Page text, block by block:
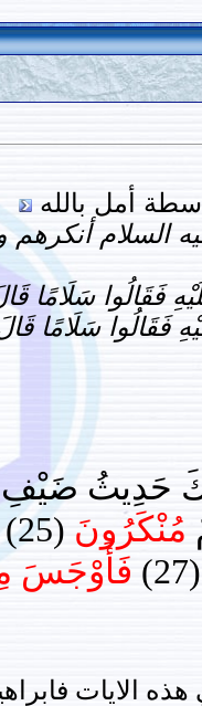
أمل بالله
السلام
فَقَالُوا سَلَامًا
فَقَالُوا سَلَامًا
مُنْكَرُونَ
فَأَوْجَسَ
هذه الايات